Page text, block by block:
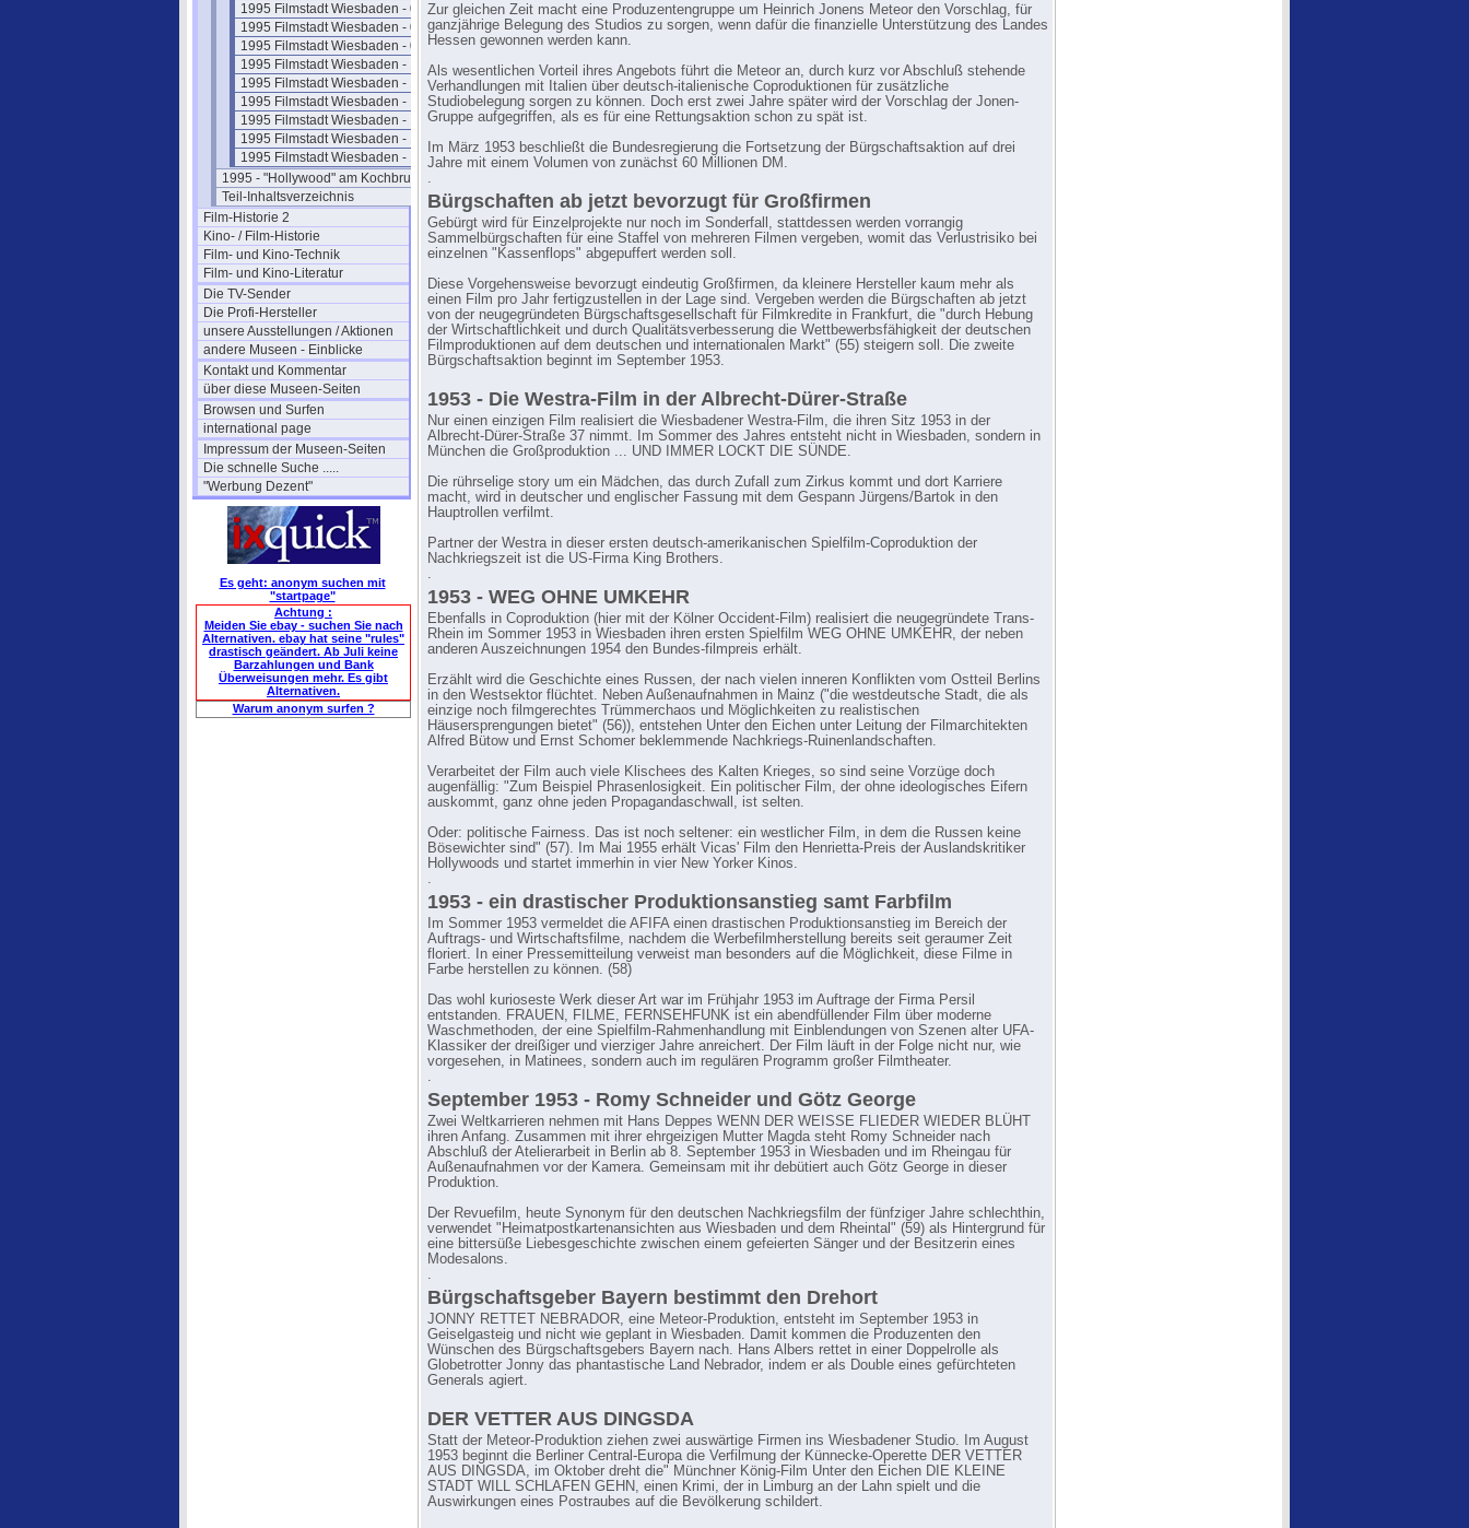
1995 Filmstadt Wiesbaden - 07
1995 Filmstadt Wiesbaden - 08
1995 Filmstadt Wiesbaden - 09
1995 Filmstadt Wiesbaden - 10
1995 Filmstadt Wiesbaden - 11
1995 Filmstadt Wiesbaden - 12
1995 Filmstadt Wiesbaden - 13
1995 Filmstadt Wiesbaden - 14
1995 Filmstadt Wiesbaden - 15
1995 - "Hollywood" am Kochbrunnen
Teil-Inhaltsverzeichnis
Film-Historie 2
Kino- / Film-Historie
Film- und Kino-Technik
Film- und Kino-Literatur
Die TV-Sender
Die Profi-Hersteller
unsere Ausstellungen / Aktionen
andere Museen - Einblicke
Kontakt und Kommentar
über diese Museen-Seiten
Browsen und Surfen
international page
Impressum der Museen-Seiten
Die schnelle Suche .....
"Werbung Dezent"
Es geht: anonym suchen mit
"startpage"
Achtung :
Meiden Sie ebay - suchen Sie nach
Alternativen. ebay hat seine "rules"
drastisch geändert. Ab Juli keine
Barzahlungen und Bank
Überweisungen mehr. Es gibt
Alternativen.
Warum anonym surfen ?
Zur gleichen Zeit macht eine Produzentengruppe um Heinrich Jonens Meteor den Vorschlag, für
ganzjährige Belegung des Studios zu sorgen, wenn dafür die finanzielle Unterstützung des Landes
Hessen gewonnen werden kann.
Als wesentlichen Vorteil ihres Angebots führt die Meteor an, durch kurz vor Abschluß stehende
Verhandlungen mit Italien über deutsch-italienische Coproduktionen für zusätzliche
Studiobelegung sorgen zu können. Doch erst zwei Jahre später wird der Vorschlag der Jonen-
Gruppe aufgegriffen, als es für eine Rettungsaktion schon zu spät ist.
Im März 1953 beschließt die Bundesregierung die Fortsetzung der Bürgschaftsaktion auf drei
Jahre mit einem Volumen von zunächst 60 Millionen DM.
.
Bürgschaften ab jetzt bevorzugt für Großfirmen
Gebürgt wird für Einzelprojekte nur noch im Sonderfall, stattdessen werden vorrangig
Sammelbürgschaften für eine Staffel von mehreren Filmen vergeben, womit das Verlustrisiko bei
einzelnen "Kassenflops" abgepuffert werden soll.
Diese Vorgehensweise bevorzugt eindeutig Großfirmen, da kleinere Hersteller kaum mehr als
einen Film pro Jahr fertigzustellen in der Lage sind. Vergeben werden die Bürgschaften ab jetzt
von der neugegründeten Bürgschaftsgesellschaft für Filmkredite in Frankfurt, die "durch Hebung
der Wirtschaftlichkeit und durch Qualitätsverbesserung die Wettbewerbsfähigkeit der deutschen
Filmproduktionen auf dem deutschen und internationalen Markt" (55) steigern soll. Die zweite
Bürgschaftsaktion beginnt im September 1953.
1953 - Die Westra-Film in der Albrecht-Dürer-Straße
Nur einen einzigen Film realisiert die Wiesbadener Westra-Film, die ihren Sitz 1953 in der
Albrecht-Dürer-Straße 37 nimmt. Im Sommer des Jahres entsteht nicht in Wiesbaden, sondern in
München die Großproduktion ... UND IMMER LOCKT DIE SÜNDE.
Die rührselige story um ein Mädchen, das durch Zufall zum Zirkus kommt und dort Karriere
macht, wird in deutscher und englischer Fassung mit dem Gespann Jürgens/Bartok in den
Hauptrollen verfilmt.
Partner der Westra in dieser ersten deutsch-amerikanischen Spielfilm-Coproduktion der
Nachkriegszeit ist die US-Firma King Brothers.
.
1953 - WEG OHNE UMKEHR
Ebenfalls in Coproduktion (hier mit der Kölner Occident-Film) realisiert die neugegründete Trans-
Rhein im Sommer 1953 in Wiesbaden ihren ersten Spielfilm WEG OHNE UMKEHR, der neben
anderen Auszeichnungen 1954 den Bundes-filmpreis erhält.
Erzählt wird die Geschichte eines Russen, der nach vielen inneren Konflikten vom Ostteil Berlins
in den Westsektor flüchtet. Neben Außenaufnahmen in Mainz ("die westdeutsche Stadt, die als
einzige noch filmgerechtes Trümmerchaos und Möglichkeiten zu realistischen
Häusersprengungen bietet" (56)), entstehen Unter den Eichen unter Leitung der Filmarchitekten
Alfred Bütow und Ernst Schomer beklemmende Nachkriegs-Ruinenlandschaften.
Verarbeitet der Film auch viele Klischees des Kalten Krieges, so sind seine Vorzüge doch
augenfällig: "Zum Beispiel Phrasenlosigkeit. Ein politischer Film, der ohne ideologisches Eifern
auskommt, ganz ohne jeden Propagandaschwall, ist selten.
Oder: politische Fairness. Das ist noch seltener: ein westlicher Film, in dem die Russen keine
Bösewichter sind" (57). Im Mai 1955 erhält Vicas' Film den Henrietta-Preis der Auslandskritiker
Hollywoods und startet immerhin in vier New Yorker Kinos.
.
1953 - ein drastischer Produktionsanstieg samt Farbfilm
Im Sommer 1953 vermeldet die AFIFA einen drastischen Produktionsanstieg im Bereich der
Auftrags- und Wirtschaftsfilme, nachdem die Werbefilmherstellung bereits seit geraumer Zeit
floriert. In einer Pressemitteilung verweist man besonders auf die Möglichkeit, diese Filme in
Farbe herstellen zu können. (58)
Das wohl kurioseste Werk dieser Art war im Frühjahr 1953 im Auftrage der Firma Persil
entstanden. FRAUEN, FILME, FERNSEHFUNK ist ein abendfüllender Film über moderne
Waschmethoden, der eine Spielfilm-Rahmenhandlung mit Einblendungen von Szenen alter UFA-
Klassiker der dreißiger und vierziger Jahre anreichert. Der Film läuft in der Folge nicht nur, wie
vorgesehen, in Matinees, sondern auch im regulären Programm großer Filmtheater.
.
September 1953 - Romy Schneider und Götz George
Zwei Weltkarrieren nehmen mit Hans Deppes WENN DER WEISSE FLIEDER WIEDER BLÜHT
ihren Anfang. Zusammen mit ihrer ehrgeizigen Mutter Magda steht Romy Schneider nach
Abschluß der Atelierarbeit in Berlin ab 8. September 1953 in Wiesbaden und im Rheingau für
Außenaufnahmen vor der Kamera. Gemeinsam mit ihr debütiert auch Götz George in dieser
Produktion.
Der Revuefilm, heute Synonym für den deutschen Nachkriegsfilm der fünfziger Jahre schlechthin,
verwendet "Heimatpostkartenansichten aus Wiesbaden und dem Rheintal" (59) als Hintergrund für
eine bittersüße Liebesgeschichte zwischen einem gefeierten Sänger und der Besitzerin eines
Modesalons.
.
Bürgschaftsgeber Bayern bestimmt den Drehort
JONNY RETTET NEBRADOR, eine Meteor-Produktion, entsteht im September 1953 in
Geiselgasteig und nicht wie geplant in Wiesbaden. Damit kommen die Produzenten den
Wünschen des Bürgschaftsgebers Bayern nach. Hans Albers rettet in einer Doppelrolle als
Globetrotter Jonny das phantastische Land Nebrador, indem er als Double eines gefürchteten
Generals agiert.
DER VETTER AUS DINGSDA
Statt der Meteor-Produktion ziehen zwei auswärtige Firmen ins Wiesbadener Studio. Im August
1953 beginnt die Berliner Central-Europa die Verfilmung der Künnecke-Operette DER VETTER
AUS DINGSDA, im Oktober dreht die" Münchner König-Film Unter den Eichen DIE KLEINE
STADT WILL SCHLAFEN GEHN, einen Krimi, der in Limburg an der Lahn spielt und die
Auswirkungen eines Postraubes auf die Bevölkerung schildert.